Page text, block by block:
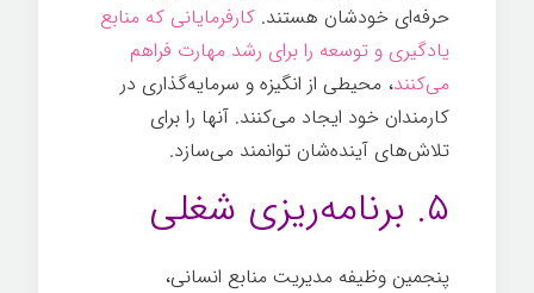
حرفه‌ای خودشان هستند. کارفرمایانی که منابع
یادگیری و توسعه را برای رشد مهارت فراهم
می‌کنند، محیطی از انگیزه و سرمایه‌گذاری در
کارمندان خود ایجاد می‌کنند. آنها را برای
تلاش‌های آینده‌شان توانمند می‌سازد.
۵. برنامه‌ریزی شغلی
پنجمین وظیفه مدیریت منابع انسانی،